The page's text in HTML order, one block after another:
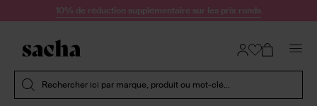
Passer au contenu10% de réduction supplémentaire sur les prix ronds
Rechercher ici par marque, produit ou mot-clé...